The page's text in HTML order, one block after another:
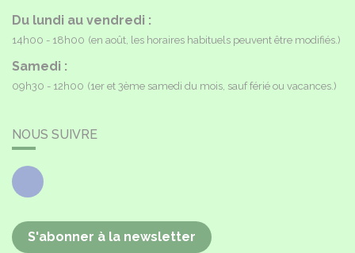
Du lundi au vendredi :
14h00 - 18h00 (en août, les horaires habituels peuvent être modifiés.)
Samedi :
09h30 - 12h00 (1er et 3ème samedi du mois, sauf férié ou vacances.)
NOUS SUIVRE
Facebook
S'abonner à la newsletter